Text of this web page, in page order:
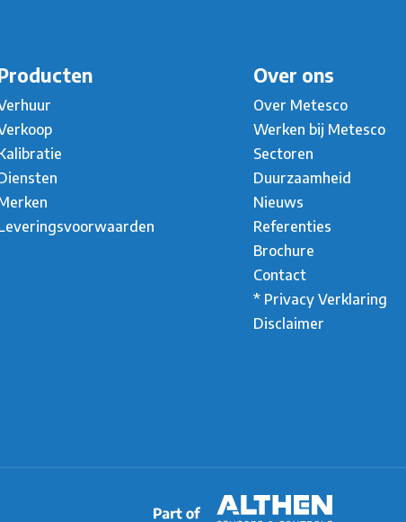
Over ons
Over Metesco
Werken bij Metesco
Sectoren
Duurzaamheid
Nieuws
Referenties
Brochure
Contact
* Privacy Verklaring
Disclaimer